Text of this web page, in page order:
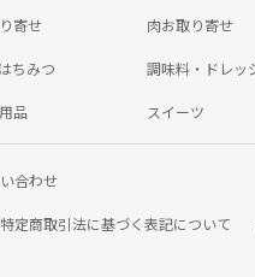
寄せ 肉お取り寄せ
ちみつ 調味料・ドレッ
品 スイーツ
合わせ
特定商取引法に基づく表記について